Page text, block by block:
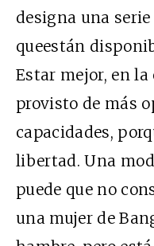
designa una
queestán
Estar mejor, en la
provisto de más
capacidades,
libertad. Una
puede que no
una mujer de